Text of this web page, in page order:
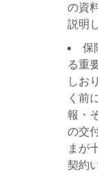
の資
説明
保
る重
しお
く前
報・
の交
まが
契約